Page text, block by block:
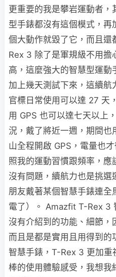
更重要的我是攀岩運動者
型手錶都沒有這個模式，
個大動作就毀了它，而且
Rex 3 除了是軍規級不用擔
高，這麼強大的智慧型運
加上幾天測試下來，這續航
官標日常使用可以達 27 天
用 GPS 也可以達七天以上
況，戴了將近一週，期間
山全程開啟 GPS，電量也
照我的運動習慣跟頻率，
沒有問題，續航力也是挑選
朋友戴著某個智慧手錶連全
電了）。 Amazfit T-Rex 3
沒有介紹到的功能、細節，
而且是都是實用且用得到
智慧手錶，T-Rex 3 更加重
棒的使用體驗感受，我想我